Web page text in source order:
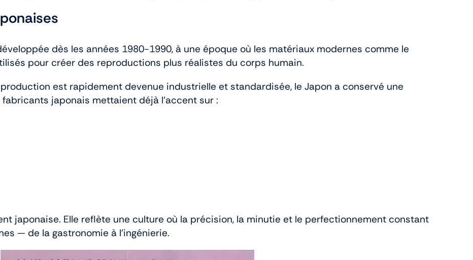
dès les années 1980-1990, à une époque où les matériaux modernes comme le
pour créer des reproductions plus réalistes du corps humain.
est rapidement devenue industrielle et standardisée, le Japon a conservé une
japonais mettaient déjà l’accent sur :
japonaise. Elle reflète une culture où la précision, la minutie et le perfectionnement constant
— de la gastronomie à l’ingénierie.